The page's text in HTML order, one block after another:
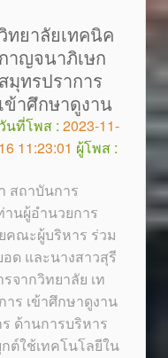
ทยาลัยเทคนิค
กาญจนาภิเษก
สมุทรปราการ
เข้าศึกษาดูงาน
วันที่โพส : 2023-11-
16 11:23:01 ผู้โพส :
สถาบันการ
นผู้อำนวยการ
คณะผู้บริหาร ร่วม
ด และนางสาวสุรี
จากวิทยาลัย เท
ร เข้าศึกษาดูงาน
ด้านการบริหาร
ต์ใช้เทคโนโลยีใน